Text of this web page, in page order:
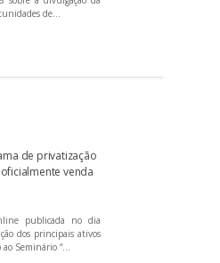
de...
de privatização
venda
publicada no dia
dos principais ativos
Seminário “...